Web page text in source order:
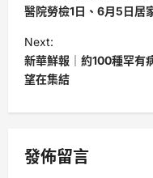
s
t
n
a
v
g
醫院勞檢1日、6月5日居
Next:
新華鮮報｜約100種罕有
望在集結
發佈留言